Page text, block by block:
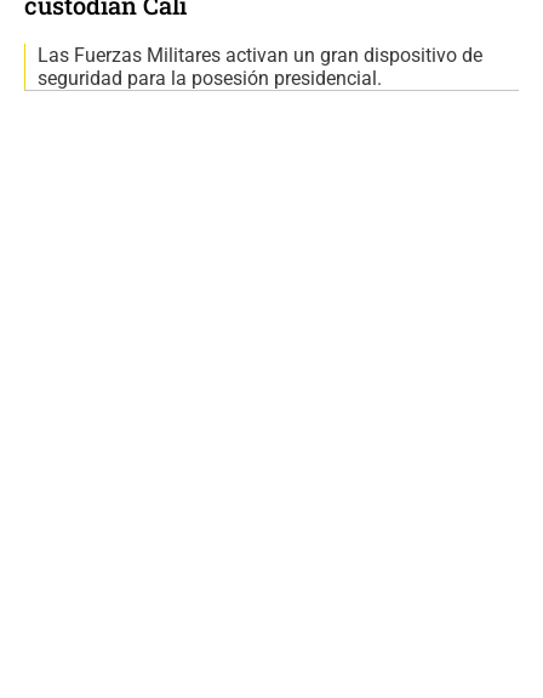
Las Fuerzas Militares activan un gran dispositivo de
seguridad para la posesión presidencial.